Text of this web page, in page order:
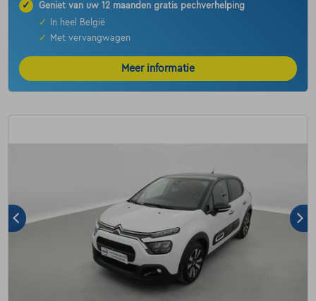
✓
Geniet van uw 12 maanden gratis pechverhelping
✓
In heel België
✓
Met vervangwagen
Meer informatie